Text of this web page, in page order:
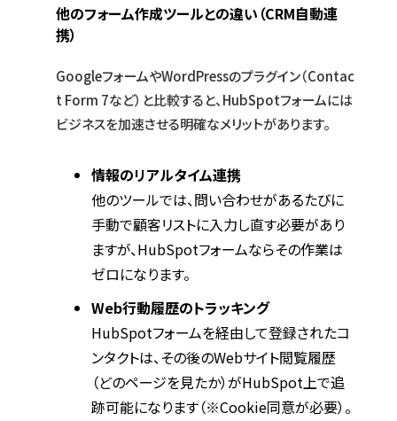
他のフォーム作成ツールとの違い（CRM自動連
携）
GoogleフォームやWordPressのプラグイン（Contac
t Form 7など）と比較すると、HubSpotフォームには
ビジネスを加速させる明確なメリットがあります。
情報のリアルタイム連携
他のツールでは、問い合わせがあるたびに
手動で顧客リストに入力し直す必要があり
ますが、HubSpotフォームならその作業は
ゼロになります。
Web行動履歴のトラッキング
HubSpotフォームを経由して登録されたコ
ンタクトは、その後のWebサイト閲覧履歴
（どのページを見たか）がHubSpot上で追
跡可能になります（※Cookie同意が必要）。